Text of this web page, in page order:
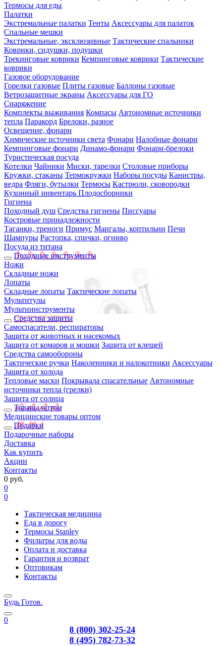
Термосы для еды
Палатки
Экстремальные палатки Тенты Аксессуары для палаток
Спальные мешки
Экстремальные, эксклюзивные Тактические спальники
Коврики, сидушки, подушки
Трекинговые коврики Кемпинговые коврики Тактические
коврики
Газовое оборудование
Горелки газовые Плиты газовые Баллоны газовые
Ветрозащитные экраны Аксессуары для ГО
Снаряжение
Комплекты выживания Компасы Автономные источники
тепла Паракорд Брелоки, разное
Освещение, фонари
Химические источники света Фонари Налобные фонари
Кемпинговые фонари Динамо-фонари Фонари-брелоки
Туристическая посуда
Котелки Чайники Миски, тарелки Столовые приборы
Кружки, стаканы Термокружки Наборы посуды Канистры,
ведра Фляги, бутылки Термосы Кастрюли, сковородки
Кухонный инвентарь Плодосборники
Гигиена
Походный душ Средства гигиены Писсуары
Костровые принадлежности
Таганки, треноги Примус Мангалы, коптильни Печи
Шампуры Растопка, спички, огниво
Посуда из титана
Походные инструменты
Ножи
Складные ножи
Лопаты
Складные лопаты Тактические лопаты
Мультитулы
Мультиинструменты
Средства защиты
Самоспасатели, респираторы
Защита от животных и насекомых
Защита от комаров и мошки Защита от клещей
Средства самообороны
Тактические ручки Наколенники и налокотники Аксессуары
Защита от холода
Тепловые маски Покрывала спасательные Автономные
источники тепла (грелки)
Защита от солнца
Товары оптом
Медицинские товары оптом
Подарки
Подарочные наборы
Доставка
Как купить
Акции
Контакты
0 руб.
0
0
Тактическая медицина
Еда в дорогу
Термосы Stanley
Фильтры для воды
Оплата и доставка
Гарантия и возврат
Оптовикам
Контакты
Будь Готов.
0
8 (800) 302-25-24
8 (495) 782-73-32